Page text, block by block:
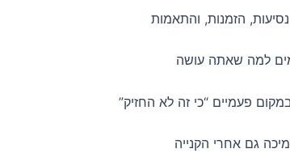
הזמנות, והתאמות
למה שאתה עושה
פעמיים “כי זה לא החזיק”
גם אחרי הקנייה